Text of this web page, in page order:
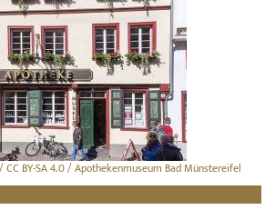
BY-SA 4.0 / Apothekenmuseum Bad Münstereifel